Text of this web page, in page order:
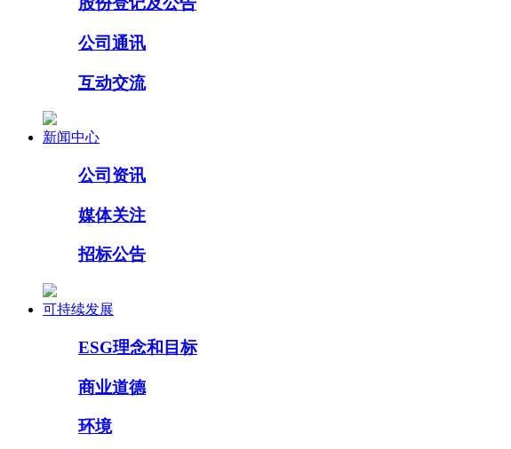
公司通讯
互动交流
新闻中心
公司资讯
媒体关注
招标公告
可持续发展
ESG理念和目标
商业道德
环境